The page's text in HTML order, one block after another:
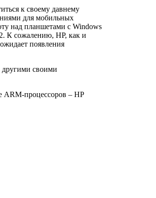
к своему давнему
для мобильных
над планшетами с Windows
К сожалению, HP, как и
появления
своими
ARM-процессоров – HP